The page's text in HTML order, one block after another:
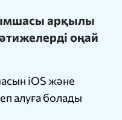
арқылы
оңай
iOS және
алуға болады